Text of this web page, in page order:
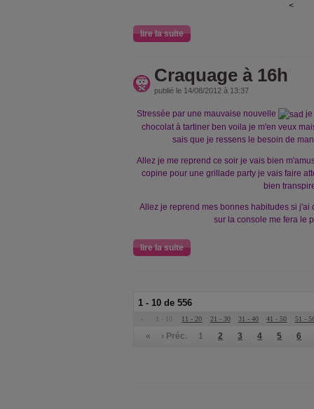
<
lire la suite
Craquage à 16h
publié le 14/08/2012 à 13:37
Stressée par une mauvaise nouvelle
je
chocolat à tartiner ben voila je m'en veux
sais que je ressens le besoin de
Allez je me reprend ce soir je vais bien
copine pour une grillade party je vais faire
bien
Allez je reprend mes bonnes habitudes si j'ai
sur la console me fera le
lire la suite
1 - 10 de 556
« 1 - 10 11 - 20 21 - 30 31 - 40 41 - 50 51 -
« ‹ Préc. 1 2 3 4 5 6